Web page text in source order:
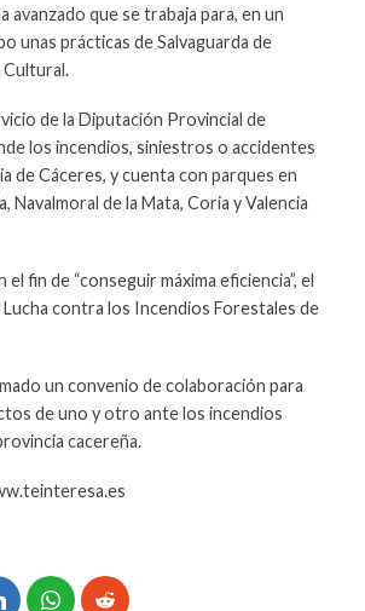
avanzado que se trabaja para, en un
unas prácticas de Salvaguarda de
de la Diputación Provincial de
los incendios, siniestros o accidentes
de Cáceres, y cuenta con parques en
Navalmoral de la Mata, Coria y Valencia
el fin de “conseguir máxima eficiencia”, el
Lucha contra los Incendios Forestales de
un convenio de colaboración para
de uno y otro ante los incendios
cacereña.